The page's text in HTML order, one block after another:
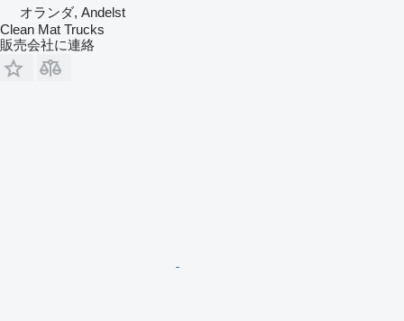
オランダ, Andelst
Clean Mat Trucks
販売会社に連絡